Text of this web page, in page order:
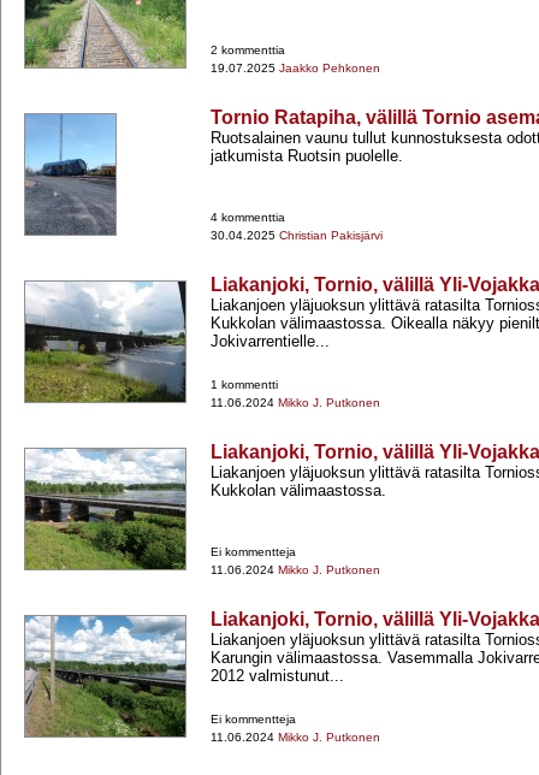
2 kommenttia
19.07.2025 Jaakko Pehkonen
Tornio Ratapiha, välillä Tornio
Ruotsalainen vaunu tullut kunnostuksesta
jatkumista Ruotsin puolelle.
4 kommenttia
30.04.2025 Christian Pakisjärvi
Liakanjoki, Tornio, välillä Yli-
Liakanjoen yläjuoksun ylittävä ratasilta
Kukkolan välimaastossa. Oikealla näkyy
Jokivarrentielle...
1 kommentti
11.06.2024 Mikko J. Putkonen
Liakanjoki, Tornio, välillä Yli-
Liakanjoen yläjuoksun ylittävä ratasilta
Kukkolan välimaastossa.
Ei kommentteja
11.06.2024 Mikko J. Putkonen
Liakanjoki, Tornio, välillä Yli-
Liakanjoen yläjuoksun ylittävä ratasilta
Karungin välimaastossa. Vasemmalla
2012 valmistunut...
Ei kommentteja
11.06.2024 Mikko J. Putkonen